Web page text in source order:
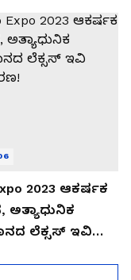
2023 ಆಕರ್ಷಕ
ಅತ್ಯಾಧುನಿಕ
ಲೆಕ್ಸಸ್ ಇವಿ